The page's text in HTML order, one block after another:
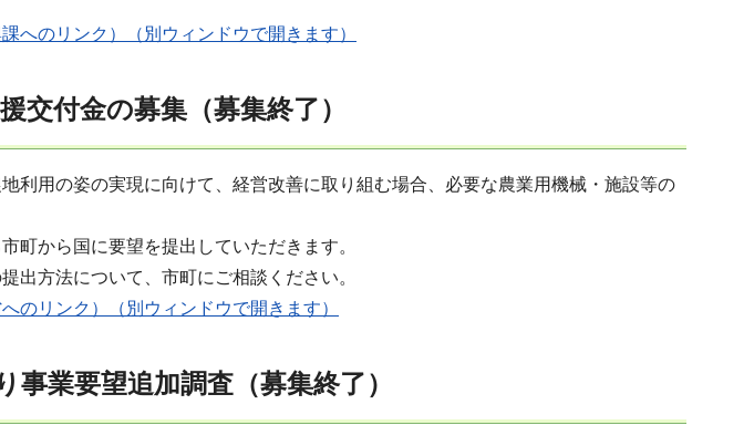
へのリンク）（別ウィンドウで開きます）
交付金の募集（募集終了）
利用の姿の実現に向けて、経営改善に取り組む場合、必要な農業用機械・施設等の
町から国に要望を提出していただきます。
出方法について、市町にご相談ください。
のリンク）（別ウィンドウで開きます）
業要望追加調査（募集終了）